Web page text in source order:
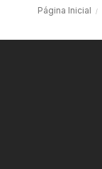
Página Inicial